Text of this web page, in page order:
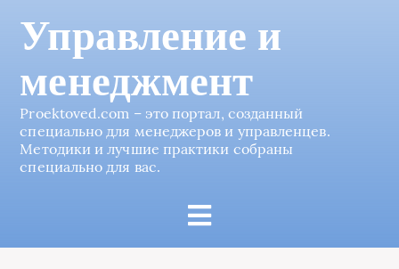
Управление и
менеджмент
Proektoved.com – это портал, созданный
специально для менеджеров и управленцев.
Методики и лучшие практики собраны
специально для вас.